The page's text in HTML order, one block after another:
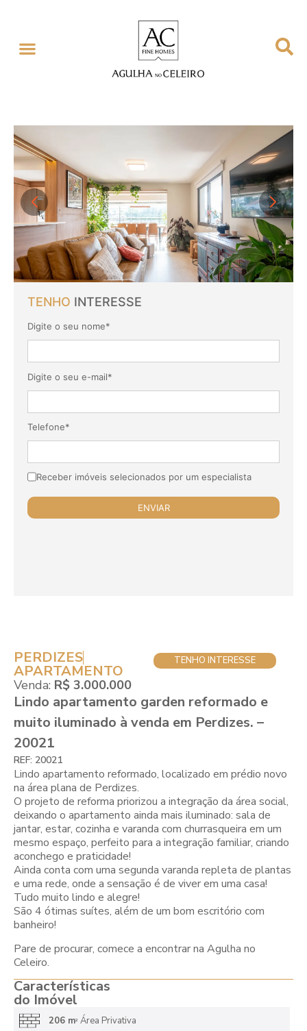
TENHO INTERESSE
Digite o seu nome*
Digite o seu e-mail*
Telefone*
Receber imóveis selecionados por um especialista
PERDIZES
APARTAMENTO
Venda: R$ 3.000.000
TENHO INTERESSE
Lindo apartamento garden reformado e
muito iluminado à venda em Perdizes. –
20021
REF: 20021
Lindo apartamento reformado, localizado em prédio novo
na área plana de Perdizes.
O projeto de reforma priorizou a integração da área social,
deixando o apartamento ainda mais iluminado: sala de
jantar, estar, cozinha e varanda com churrasqueira em um
mesmo espaço, perfeito para a integração familiar, criando
aconchego e praticidade!
Ainda conta com uma segunda varanda repleta de plantas
e uma rede, onde a sensação é de viver em uma casa!
Tudo muito lindo e alegre!
São 4 ótimas suítes, além de um bom escritório com
banheiro!
Pare de procurar, comece a encontrar na Agulha no
Celeiro.
Características
do Imóvel
206 m2 Área Privativa